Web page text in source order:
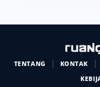
TENTANG KONTAK